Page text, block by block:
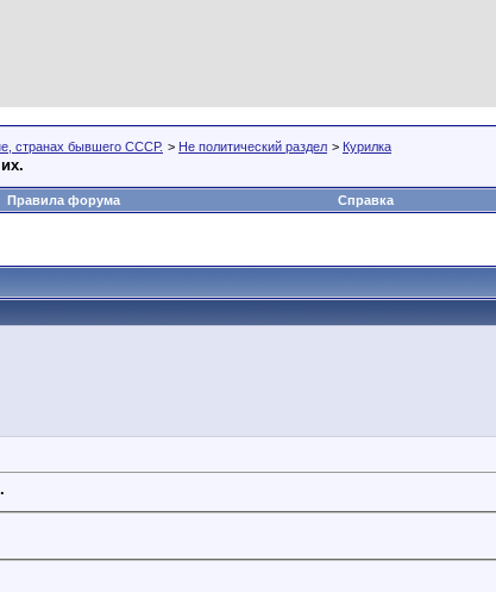
странах бывшего СССР. > Не политический раздел > Курилка
Правила форума Справка